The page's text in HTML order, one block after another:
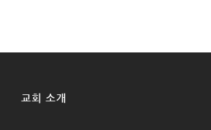
교회 소개